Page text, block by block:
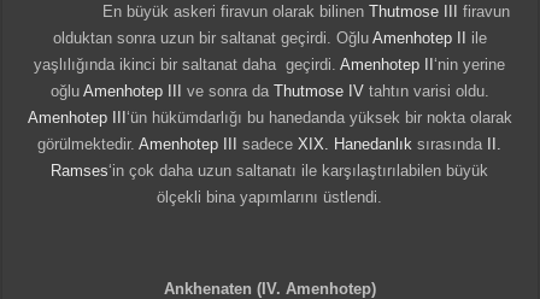
En büyük askeri firavun olarak bilinen Thutmose III
firavun
olduktan sonra uzun bir saltanat geçirdi. Oğlu Amenhotep II
ile
yaşlılığında ikinci bir saltanat daha geçirdi.Amenhotep II ‘nin yerine
oğlu Amenhotep III ve sonra da Thutmose IVtahtın varisi oldu.
Amenhotep III ‘ün hükümdarlığı bu hanedanda yüksek bir nokta olarak
görülmektedir.Amenhotep III sadeceXIX. Hanedanlık sırasında
Ramses‘in çok daha uzun saltanatı ile karşılaştırılabilen büyük
ölçekli bina yapımlarını üstlendi.
Ankhenaten (IV. Amenhotep)